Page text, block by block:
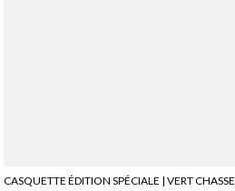
CASQUETTE ÉDITION SPÉCIALE | VERT CHASSE